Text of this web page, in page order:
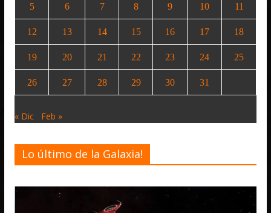
5 6 7 8 9 10 11
12 13 14 15 16 17 18
19 20 21 22 23 24 25
26 27 28 29 30 31
« Dic Feb »
Lo último de la Galaxia!